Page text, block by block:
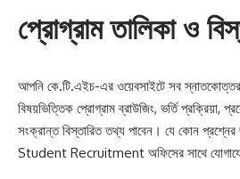
প্রোগ্রাম তালিকা ও
আপনি কে.টি.এইচ-এর ওয়েবসাইটে সব স্নাতকোত্তর
বিষয়ভিত্তিক প্রোগ্রাম ব্রাউজিং, ভর্তি প্রক্রিয়া,
সংক্রান্ত বিস্তারিত তথ্য পাবেন। যে কোন
Student Recruitment অফিসের সাথে